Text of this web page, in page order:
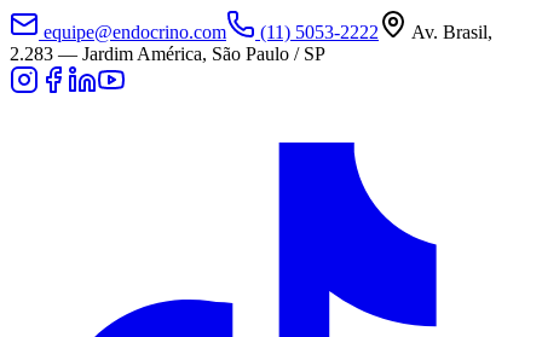
equipe@endocrino.com (11) 5053-2222
Av. Brasil,
2.283 — Jardim América, São Paulo / SP